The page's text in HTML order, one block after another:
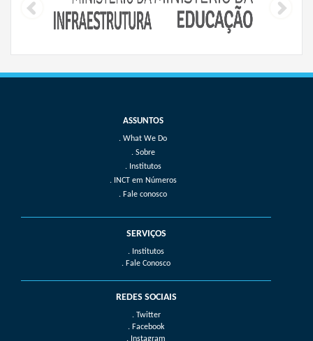
What We Do
Sobre
Institutos
INCT em Números
Fale conosco
SERVIÇOS
. Institutos
. Fale Conosco
REDES SOCIAIS
. Twitter
. Facebook
. Instagram